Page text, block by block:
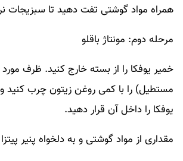
همراه مواد گوشتی تفت دهید تا سبزیجات
مرحله دوم: مونتاژ باقلو
خمیر یوفکا را از بسته خارج کنید. ظرف مورد
مستطیل) را با کمی روغن زیتون چرب کنید و
یوفکا را داخل آن قرار دهید.
مقداری از مواد گوشتی و به دلخواه پنیر